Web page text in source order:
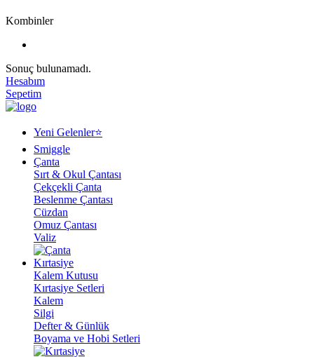
Kombinler
Sonuç bulunamadı.
Hesabım
Sepetim
Yeni Gelenler⭐
Smiggle
Çanta
Sırt & Okul Çantası
Çekçekli Çanta
Beslenme Çantası
Cüzdan
Omuz Çantası
Valiz
Kırtasiye
Kalem Kutusu
Kırtasiye Setleri
Kalem
Silgi
Defter & Günlük
Boyama ve Hobi Setleri